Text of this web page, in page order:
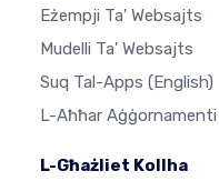
Eżempji Ta' Websajts
Mudelli Ta' Websajts
Suq Tal-Apps (English)
L-Aħħar Aġġornamenti
L-Għażliet Kollha